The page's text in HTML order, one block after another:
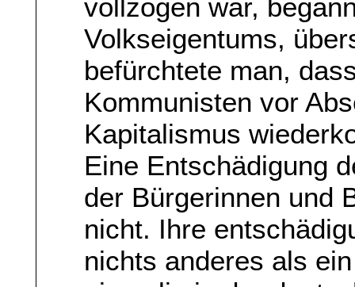
vollzogen war,
Volkseigentums,
befürchtete man,
Kommunisten vor
Kapitalismus
Eine Entschädigung
der Bürgerinnen und
nicht. Ihre
nichts anderes als